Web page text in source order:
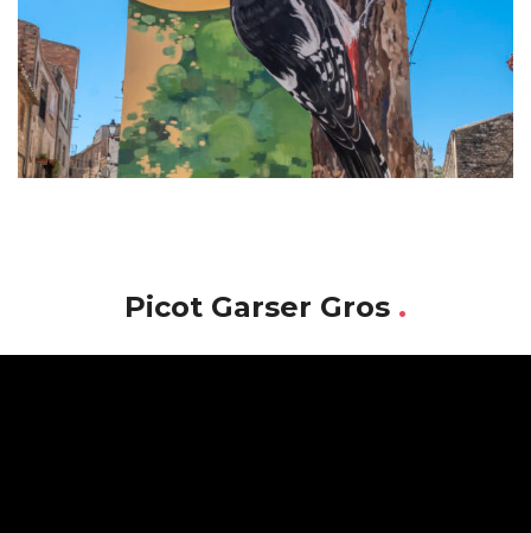
Picot Garser Gros .